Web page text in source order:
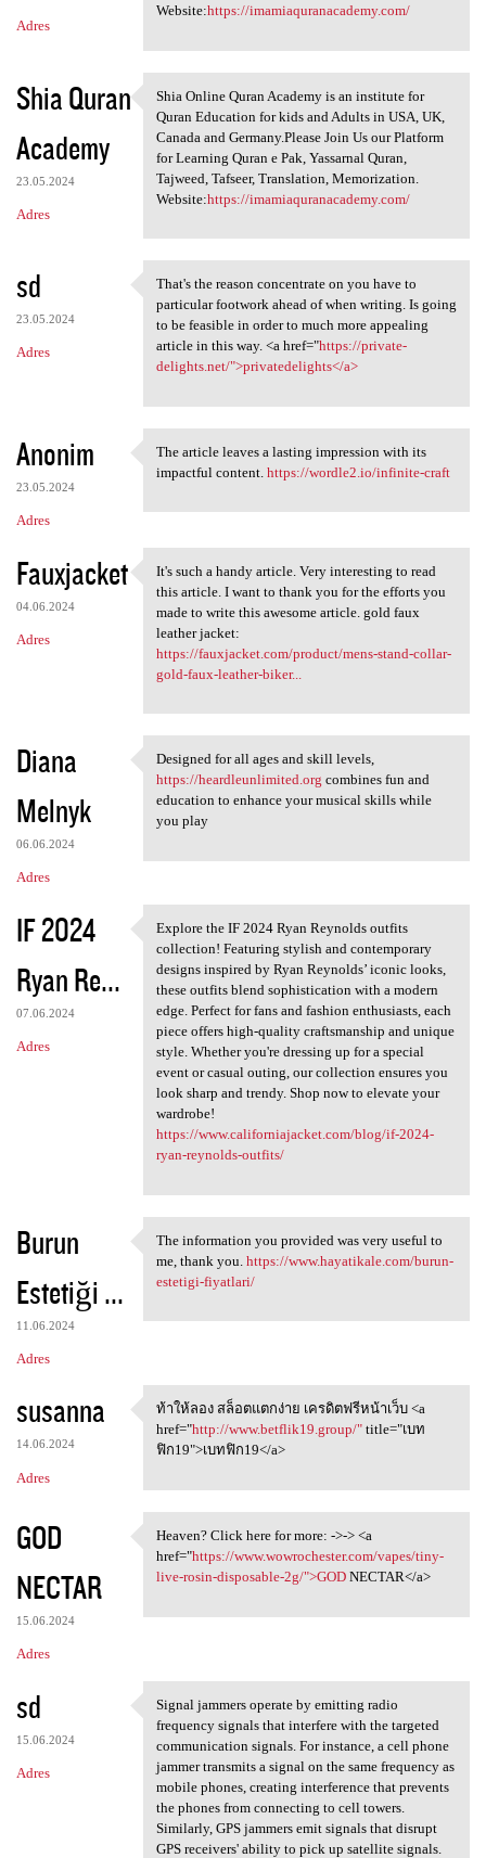
Adres
Website:https://imamiaquranacademy.com/
Shia Quran
Academy
23.05.2024
Adres
Shia Online Quran Academy is
Shia Online Quran Academy is an institute for
Quran Education for kids and Adults in USA, UK,
Canada and Germany.Please Join Us our Platform
for Learning Quran e Pak, Yassarnal Quran,
Tajweed, Tafseer, Translation, Memorization.
Website:https://imamiaquranacademy.com/
sd
23.05.2024
Adres
That's the reason concentrate
That's the reason concentrate on you have to
particular footwork ahead of when writing. Is going
to be feasible in order to much more appealing
article in this way. <a href="https://private-
delights.net/">privatedelights</a>
Anonim
23.05.2024
Adres
The article leaves a lasting
The article leaves a lasting impression with its
impactful content. https://wordle2.io/infinite-craft
Fauxjacket
04.06.2024
Adres
It's such a handy article.
It's such a handy article. Very interesting to read
this article. I want to thank you for the efforts you
made to write this awesome article. gold faux
leather jacket:
https://fauxjacket.com/product/mens-stand-collar-
gold-faux-leather-biker...
Diana
Melnyk
06.06.2024
Adres
Designed for all ages and
Designed for all ages and skill levels,
https://heardleunlimited.org combines fun and
education to enhance your musical skills while
you play
IF 2024
Ryan Re...
07.06.2024
Adres
Explore the IF 2024 Ryan
Explore the IF 2024 Ryan Reynolds outfits
collection! Featuring stylish and contemporary
designs inspired by Ryan Reynolds’ iconic looks,
these outfits blend sophistication with a modern
edge. Perfect for fans and fashion enthusiasts, each
piece offers high-quality craftsmanship and unique
style. Whether you're dressing up for a special
event or casual outing, our collection ensures you
look sharp and trendy. Shop now to elevate your
wardrobe!
https://www.californiajacket.com/blog/if-2024-
ryan-reynolds-outfits/
Burun
Estetiği ...
11.06.2024
Adres
The information you provided
The information you provided was very useful to
me, thank you. https://www.hayatikale.com/burun-
estetigi-fiyatlari/
susanna
14.06.2024
Adres
ท้าให้ลอง สล็อตแตกง่าย
ท้าให้ลอง สล็อตแตกง่าย เครดิตฟรีหน้าเว็บ <a
href="http://www.betflik19.group/"title="เบท
ฟิก19">เบทฟิก19</a>
GOD
NECTAR
15.06.2024
Adres
Heaven? Click here for more:
Heaven? Click here for more: ->-> <a
href="https://www.wowrochester.com/vapes/tiny-
live-rosin-disposable-2g/">GODNECTAR</a>
sd
15.06.2024
Adres
Signal jammers operate by
Signal jammers operate by emitting radio
frequency signals that interfere with the targeted
communication signals. For instance, a cell phone
jammer transmits a signal on the same frequency as
mobile phones, creating interference that prevents
the phones from connecting to cell towers.
Similarly, GPS jammers emit signals that disrupt
GPS receivers' ability to pick up satellite signals.